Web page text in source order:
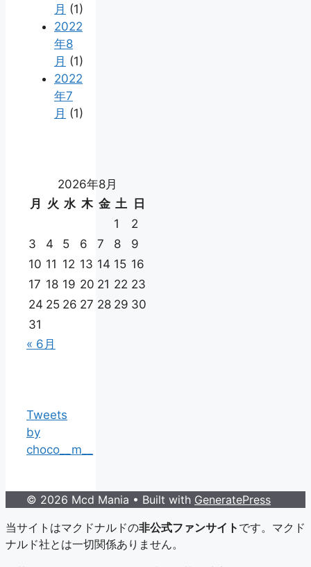
月 (1)
2022
年8
月 (1)
2022
年7
月 (1)
2026年8月
月
火 水 木 金 土
日
1
2
3
4 5 6 7 8
9
10 11 12 13 14 15 16
17 18 19 20 21 22 23
24 25 26 27 28 29 30
31
« 6月
Tweets
by
choco__m__
© 2026 Mcd Mania • Built with GeneratePress
当サイトはマクドナルドの非公式ファンサイト です。マクド
ナルド社とは一切関係ありません。